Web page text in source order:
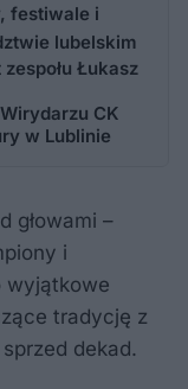
festiwale i
lubelskim
Łukasz
CK
w Lublinie
głowami –
i
wyjątkowe
tradycję z
dekad.